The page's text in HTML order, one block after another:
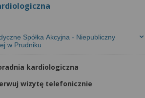
Spółka Akcyjna - Niepubliczny
w Prudniku
kardiologiczna
wizytę telefonicznie